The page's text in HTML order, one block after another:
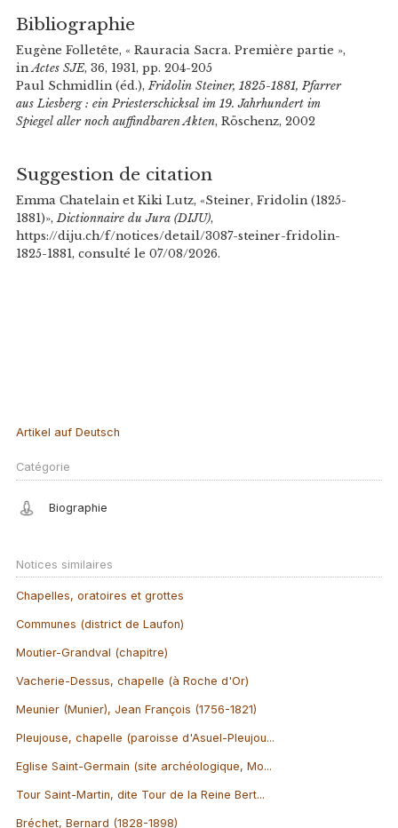
Bibliographie
Eugène Folletête, « Rauracia Sacra. Première partie »,
inActes SJE, 36, 1931, pp. 204-205
Paul Schmidlin (éd.),Fridolin Steiner, 1825-1881, Pfarrer
aus Liesberg : ein Priesterschicksal im 19. Jahrhundert im
Spiegel aller noch auffindbaren Akten, Röschenz, 2002
Suggestion de citation
Emma Chatelain et Kiki Lutz, «Steiner, Fridolin (1825-
1881)»,Dictionnaire du Jura (DIJU),
https://diju.ch/f/notices/detail/3087-steiner-fridolin-
1825-1881, consulté le 07/08/2026.
Artikel auf Deutsch
Catégorie
Biographie
Notices similaires
Chapelles, oratoires et grottes
Communes (district de Laufon)
Moutier-Grandval (chapitre)
Vacherie-Dessus, chapelle (à Roche d'Or)
Meunier (Munier), Jean François (1756-1821)
Pleujouse, chapelle (paroisse d'Asuel-Pleujou...
Eglise Saint-Germain (site archéologique, Mo...
Tour Saint-Martin, dite Tour de la Reine Bert...
Bréchet, Bernard (1828-1898)